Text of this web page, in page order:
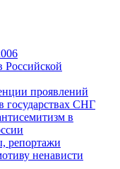
Российской
проявлений
государствах СНГ
в
репортажи
ненависти